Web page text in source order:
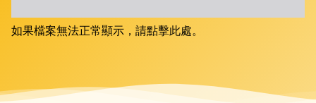
如果檔案無法正常顯示，請點擊此處。